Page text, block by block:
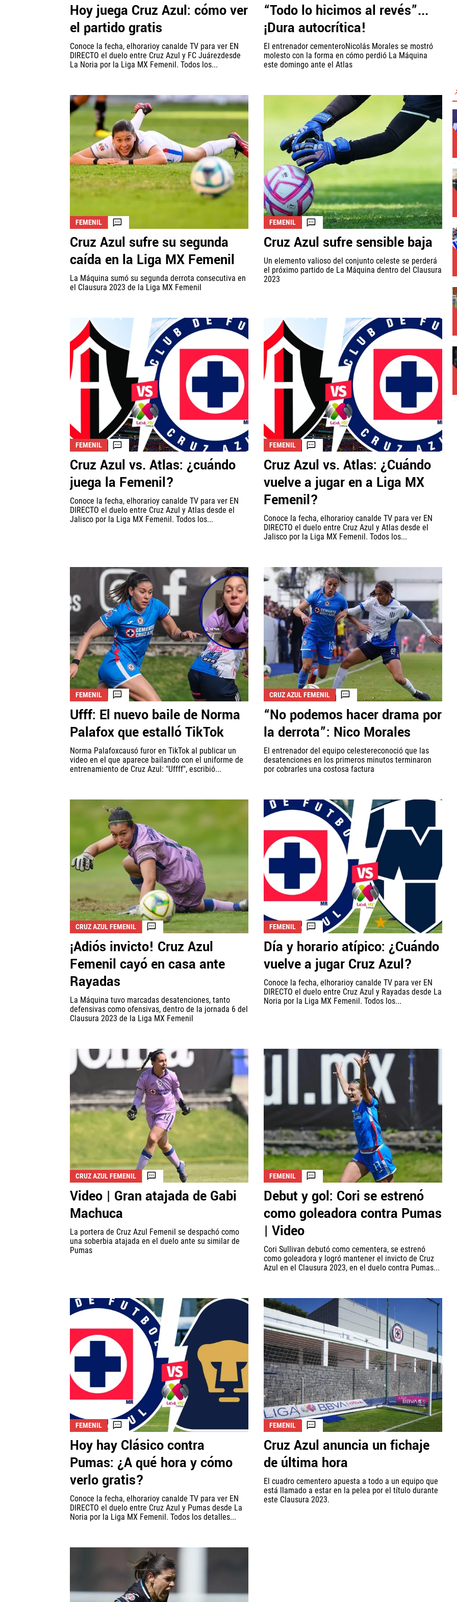
Hoy juega Cruz Azul: cómo ver
el partido gratis
Conoce la fecha, elhorarioy canalde TV para ver EN
DIRECTO el duelo entre Cruz Azul y FC Juárezdesde
La Noria por la Liga MX Femenil. Todos los...
“Todo lo hicimos al revés”...
¡Dura autocrítica!
El entrenador cementeroNicolás Morales se mostró
molesto con la forma en cómo perdió La Máquina
este domingo ante el Atlas
FEMENIL
Cruz Azul sufre su segunda
caída en la Liga MX Femenil
La Máquina sumó su segunda derrota consecutiva en
el Clausura 2023 de la Liga MX Femenil
FEMENIL
Cruz Azul sufre sensible baja
Un elemento valioso del conjunto celeste se perderá
el próximo partido de La Máquina dentro del Clausura
2023
FEMENIL
Cruz Azul vs. Atlas: ¿cuándo
juega la Femenil?
Conoce la fecha, elhorarioy canalde TV para ver EN
DIRECTO el duelo entre Cruz Azul y Atlas desde el
Jalisco por la Liga MX Femenil. Todos los...
FEMENIL
Cruz Azul vs. Atlas: ¿Cuándo
vuelve a jugar en a Liga MX
Femenil?
Conoce la fecha, elhorarioy canalde TV para ver EN
DIRECTO el duelo entre Cruz Azul y Atlas desde el
Jalisco por la Liga MX Femenil. Todos los...
FEMENIL
Ufff: El nuevo baile de Norma
Palafox que estalló TikTok
Norma Palafoxcausó furor en TikTok al publicar un
video en el que aparece bailando con el uniforme de
entrenamiento de Cruz Azul: "Uffff", escribió...
CRUZ AZUL FEMENIL
“No podemos hacer drama por
la derrota”: Nico Morales
El entrenador del equipo celestereconoció que las
desatenciones en los primeros minutos terminaron
por cobrarles una costosa factura
CRUZ AZUL FEMENIL
¡Adiós invicto! Cruz Azul
Femenil cayó en casa ante
Rayadas
La Máquina tuvo marcadas desatenciones, tanto
defensivas como ofensivas, dentro de la jornada 6 del
Clausura 2023 de la Liga MX Femenil
FEMENIL
Día y horario atípico: ¿Cuándo
vuelve a jugar Cruz Azul?
Conoce la fecha, elhorarioy canalde TV para ver EN
DIRECTO el duelo entre Cruz Azul y Rayadas desde La
Noria por la Liga MX Femenil. Todos los...
CRUZ AZUL FEMENIL
Video | Gran atajada de Gabi
Machuca
La portera de Cruz Azul Femenil se despachó como
una soberbia atajada en el duelo ante su similar de
Pumas
FEMENIL
Debut y gol: Cori se estrenó
como goleadora contra Pumas
| Video
Cori Sullivan debutó como cementera, se estrenó
como goleadora y logró mantener el invicto de Cruz
Azul en el Clausura 2023, en el duelo contra Pumas...
FEMENIL
Hoy hay Clásico contra
Pumas: ¿A qué hora y cómo
verlo gratis?
Conoce la fecha, elhorarioy canalde TV para ver EN
DIRECTO el duelo entre Cruz Azul y Pumas desde La
Noria por la Liga MX Femenil. Todos los detalles...
FEMENIL
Cruz Azul anuncia un fichaje
de última hora
El cuadro cementero apuesta a todo a un equipo que
está llamado a estar en la pelea por el título durante
este Clausura 2023.